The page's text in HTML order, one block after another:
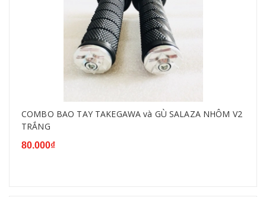
COMBO BAO TAY TAKEGAWA và GÙ SALAZA NHÔM V2
TRẮNG
80.000₫